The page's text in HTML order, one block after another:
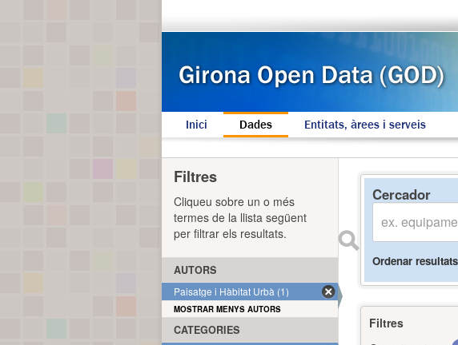
Inici Dades Entitats, àrees i serveis
Cercador
Ordenar
Filtres
Filtres
Cliqueu sobre un o més
termes de la llista següent
per filtrar els resultats.
AUTORS
Paisatge i Hàbitat Urbà (1)
MOSTRAR MENYS AUTORS
CATEGORIES